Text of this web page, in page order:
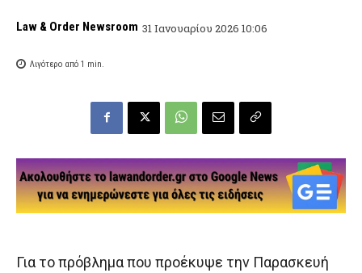
Law & Order Newsroom 31 Ιανουαρίου 2026 10:06
Λιγότερο από 1 min.
Για το πρόβλημα που προέκυψε την Παρασκευή